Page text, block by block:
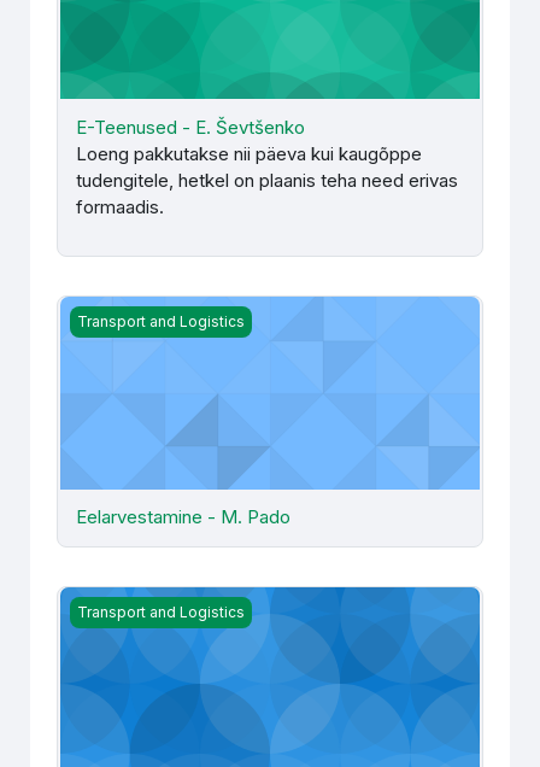
E-Teenused - E. Ševtšenko
Loeng pakkutakse nii päeva kui kaugõppe
tudengitele, hetkel on plaanis teha need erivas
formaadis.
Eelarvestamine - M. Pado
Transport and Logistics
Eelarvestamine - M. Pado
Ettevõtte logistikasüsteemi juhtimine (2025) - J. Popell
Transport and Logistics